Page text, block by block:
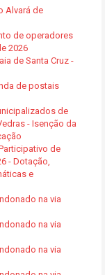
Alvará de
de operadores
2026
de Santa Cruz -
de postais
de
- Isenção da
de
- Dotação,
e
na via
na via
na via